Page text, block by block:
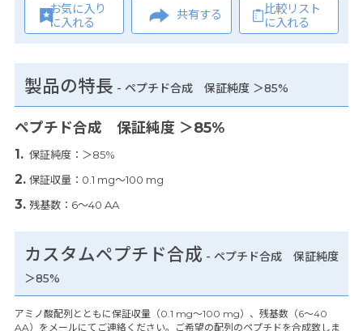
お気に入り
に入れる
共有する
比較リスト
に入れる
製品の特長 - ペプチド合成 保証純度 ＞85%
ペプチド合成 保証純度 ＞85%
保証純度：＞85%
保証収量：0.1 mg～100 mg
残基数：6～40 AA
カスタムペプチド合成 - ペプチド合成 保証純度
＞85%
アミノ酸配列とともに保証収量（0.1 mg～100 mg）、残基数（6～40
AA）をメールにてご連絡ください。ご希望の配列のペプチドを合成致しま